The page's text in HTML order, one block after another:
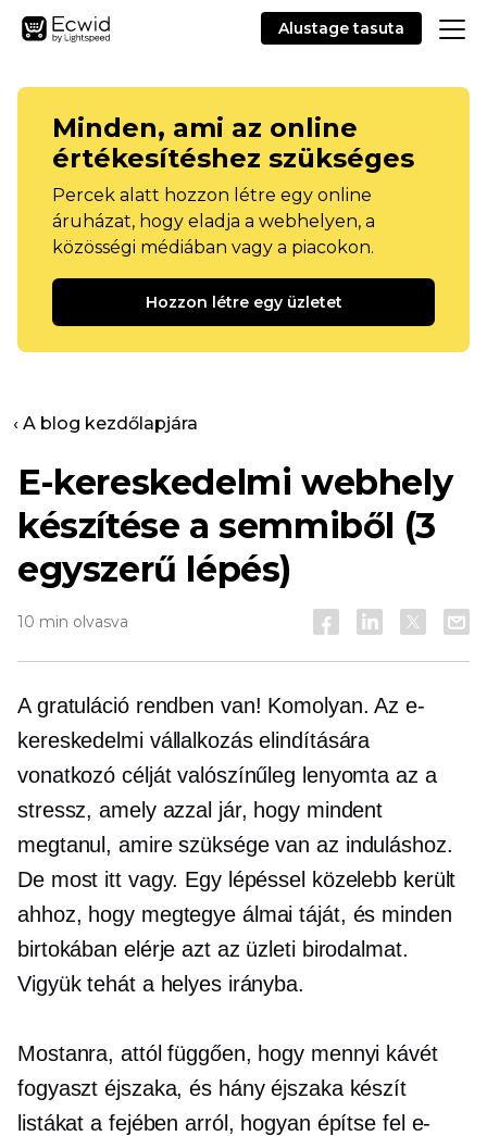
Alustage tasuta
Minden, ami az online
értékesítéshez szükséges
Percek alatt hozzon létre egy online
áruházat, hogy eladja a webhelyen, a
közösségi médiában vagy a piacokon.
Hozzon létre egy üzletet
‹ A blog kezdőlapjára
E-kereskedelmi webhely
készítése a semmiből (3
egyszerű lépés)
10 min olvasva
A gratuláció rendben van! Komolyan. Az e-
kereskedelmi vállalkozás elindítására
vonatkozó célját valószínűleg lenyomta az a
stressz, amely azzal jár, hogy mindent
megtanul, amire szüksége van az induláshoz.
De most itt vagy. Egy lépéssel közelebb került
ahhoz, hogy megtegye álmai táját, és minden
birtokában elérje azt az üzleti birodalmat.
Vigyük tehát a helyes irányba.
Mostanra, attól függően, hogy mennyi kávét
fogyaszt éjszaka, és hány éjszaka készít
listákat a fejében arról, hogyan építse fel e-